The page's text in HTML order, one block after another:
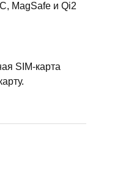
MagSafe и Qi2
SIM-карта